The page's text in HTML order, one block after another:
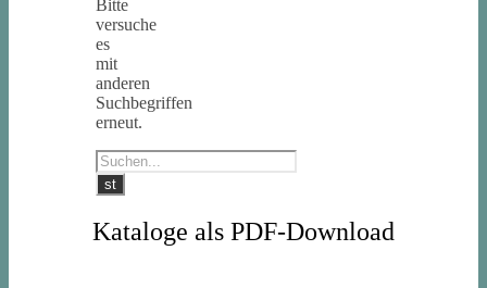
Bitte
versuche
es
mit
anderen
Suchbegriffen
erneut.
Kataloge als PDF-Download